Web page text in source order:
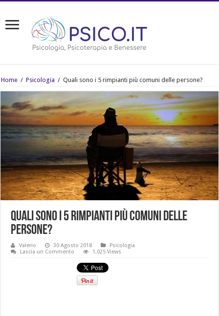
Home / Psicologia / Quali sono i 5 rimpianti più comuni delle persone?
Quali sono i 5 rimpianti più comuni delle
persone?
Valerio 30 Agosto 2018
Psicologia
Lascia un Commento
1,025 Views